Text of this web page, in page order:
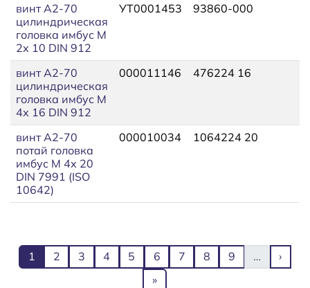
винт A2-70
цилиндрическая
головка имбус М
2х 10 DIN 912
УТ0001453 93860-000
винт A2-70
цилиндрическая
головка имбус М
4х 16 DIN 912
000011146 476224 16
винт A2-70
потай головка
имбус М 4х 20
DIN 7991 (ISO
10642)
000010034 1064224 20
Нумерация страниц
Текущая страница
1 Page
2 Page
3 Page
4 Page
5 Page
6 Page
7 Page
8 Page
9 …
›
Последняя страница
»